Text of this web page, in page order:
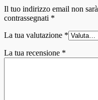
Il tuo indirizzo email non
contrassegnati *
La tua valutazione *
La tua recensione *